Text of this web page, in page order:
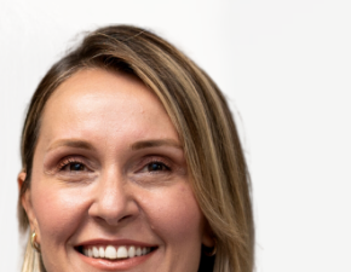
Français
Deutsch
Español
Русский
Italiano